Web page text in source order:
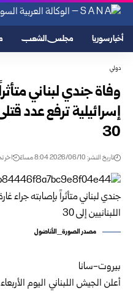
أخبار سوريا مجلس الشعب
دولي
وفاة جندي لبناني
إسرائيلية ترفع عدد
30
تاريخ النشر: 2026/06/10 8:04 مساءً اخر تحديث:
مصدر الصورة_الأناضول
بيروت-سانا
أعلن الجيش اللبناني اليوم